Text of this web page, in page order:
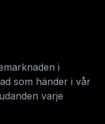
i
som händer i vår
varje